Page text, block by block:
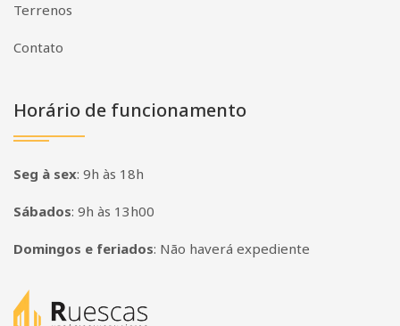
Terrenos
Contato
Horário de funcionamento
Seg à sex: 9h às 18h
Sábados: 9h às 13h00
Domingos e feriados: Não haverá expediente
Página inicial